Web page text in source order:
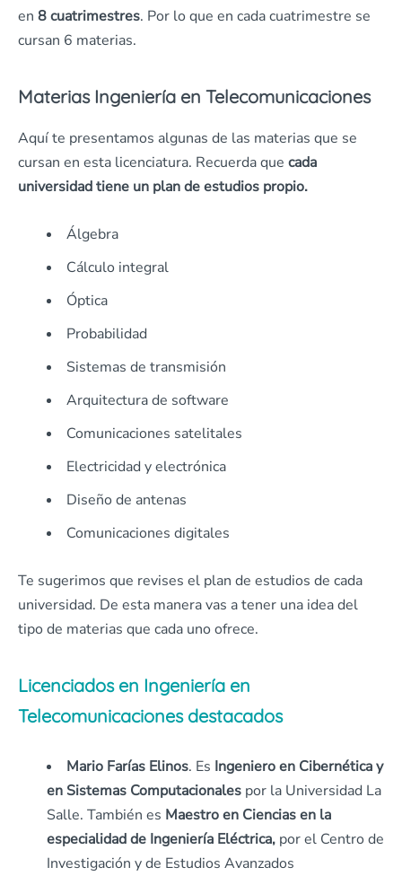
en 8 cuatrimestres. Por lo que en cada cuatrimestre se
cursan 6 materias.
Materias Ingeniería en Telecomunicaciones
Aquí te presentamos algunas de las materias que se
cursan en esta licenciatura. Recuerda que cada
universidad tiene un plan de estudios propio.
Álgebra
Cálculo integral
Óptica
Probabilidad
Sistemas de transmisión
Arquitectura de software
Comunicaciones satelitales
Electricidad y electrónica
Diseño de antenas
Comunicaciones digitales
Te sugerimos que revises el plan de estudios de cada
universidad. De esta manera vas a tener una idea del
tipo de materias que cada uno ofrece.
Licenciados en Ingeniería en
Telecomunicaciones destacados
Mario Farías Elinos. Es Ingeniero en Cibernética y
en Sistemas Computacionales por la Universidad La
Salle. También es Maestro en Ciencias en la
especialidad de Ingeniería Eléctrica, por el Centro de
Investigación y de Estudios Avanzados